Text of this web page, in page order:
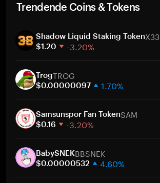
Trendende Coins & Tokens
Shadow Liquid Staking TokenX33
$1.20 -3.20%
30 Tage
Marktkapitalisierung
TrogTROG
$0.00000097 1.70%
30 Tage
Marktkapitalisierung
Samsunspor Fan TokenSAM
$0.16 -3.20%
30 Tage
Marktkapitalisierung
BabySNEKBBSNEK
$0.00000532 4.60%